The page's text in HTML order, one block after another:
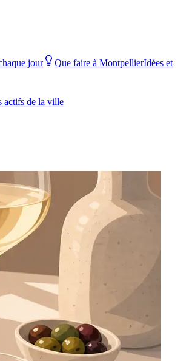
jour Que faire à MontpellierIdées et
actifs de la ville